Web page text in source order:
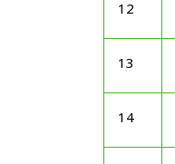
12
13
14